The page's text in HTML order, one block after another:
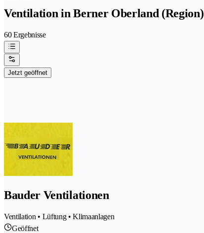
Ventilation in Berner Oberland (Region)
60 Ergebnisse
Jetzt geöffnet
Bauder Ventilationen
Ventilation • Lüftung • Klimaanlagen
Geöffnet